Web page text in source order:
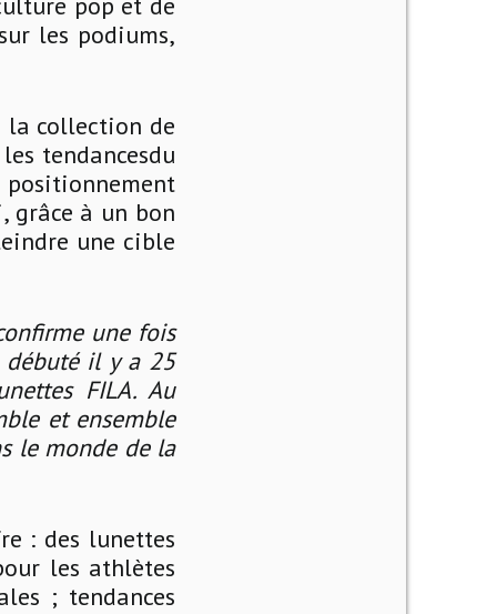
les podiums,
la collection de
tendancesdu
grâce à un bon
une cible
une fois
il y a 25
FILA. Au
et ensemble
le monde de la
: des lunettes
les athlètes
; tendances